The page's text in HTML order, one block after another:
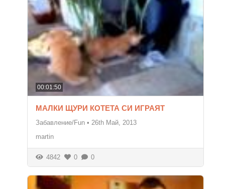
00:01:50
МАЛКИ ЩУРИ КОТЕТА СИ ИГРАЯТ
Забавление/Fun • 26th Май, 2013
martin
4842 0 0